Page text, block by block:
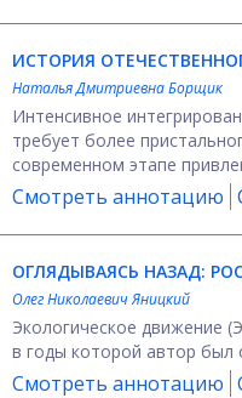
ИСТОРИЯ
Наталья Дмитриевна Борщик
Интенсивное
требует более
современном этапе
Смотреть аннотацию
ОГЛЯДЫВАЯСЬ НАЗАД:
Олег Николаевич Яницкий
Экологическое движение
в годы которой автор был
Смотреть аннотацию